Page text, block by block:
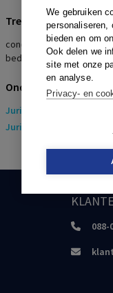
We gebruiken
personaliseren,
bieden en om
Ook delen we
site met onze
en analyse.
Privacy- en
Trefwoorden
concurrentiebeding,
bedrijfsbelangen
Onderwerpen
Juridisch
Juridisch
> Sociaal
088-